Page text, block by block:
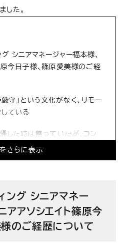
した。
さらに表示
シニアマネージャー福本様、
原今日子様、篠原愛美様のご経
厳守」という文化がなく、リモー
ている
した時は焦っていたが、コン
との仕事なので、逆に復帰し
など個人の裁量でメリハリを
ラボレーションする風土があ
ング シニアマネー
アアソシエイト篠原今
様のご経歴について